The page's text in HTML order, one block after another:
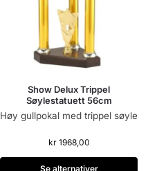
Show Delux Trippel
Søylestatuett 56cm
Høy gullpokal med trippel søyle
kr1968,00
Se alternativer